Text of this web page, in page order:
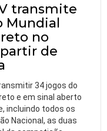
transmite
Mundial
no
de
34 jogos do
e em sinal aberto
incluindo todos os
Nacional, as duas